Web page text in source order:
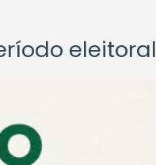
eleitoral